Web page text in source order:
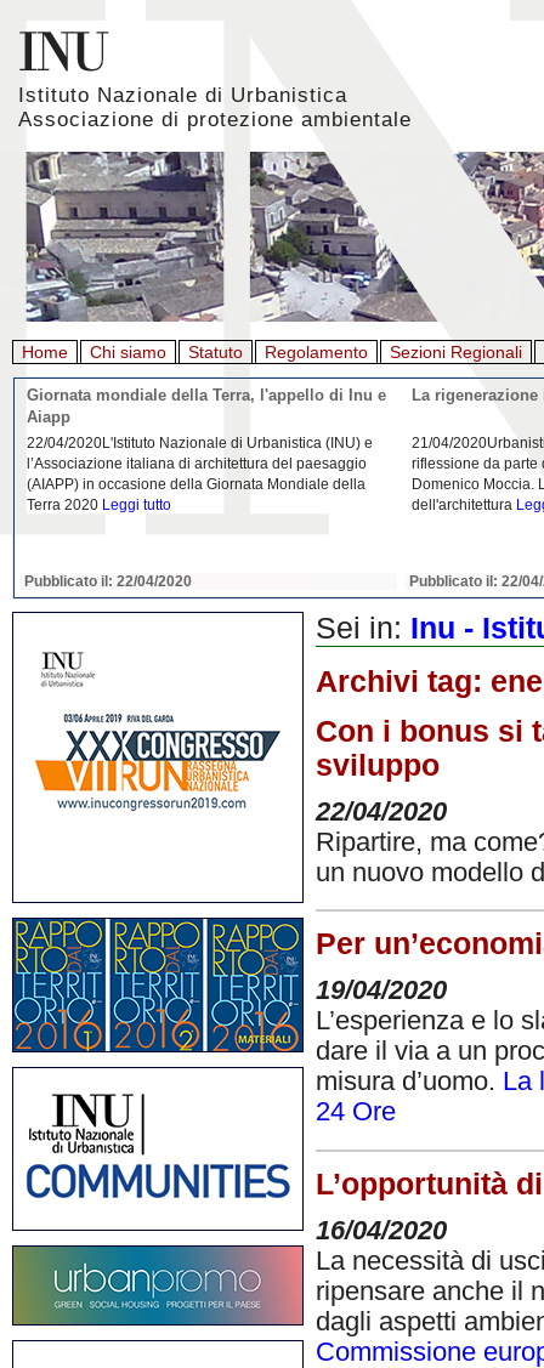
Istituto Nazionale di Urbanistica
Associazione di protezione ambientale
Home Chi siamo Statuto Regolamento Sezioni Regionali
Giornata mondiale della Terra, l'appello di Inu e
Aiapp
22/04/2020L'Istituto Nazionale di Urbanistica (INU) e
l’Associazione italiana di architettura del paesaggio
(AIAPP) in occasione della Giornata Mondiale della
Terra 2020 Leggi tutto
Pubblicato il: 22/04/2020
La
21/04/
riflessione da parte
Domenico Moccia.
dell'architettura
Pubblicato il: 22/
Sei in: Inu -
Archivi tag:
Con i bonus si
sviluppo
22/04/2020
Ripartire, ma
un nuovo modello
Per
19/04/2020
L’esperienza e lo
dare il via a un
misura d’uomo. La
24 Ore
L’opportunità
16/04/2020
La necessità di
ripensare anche il
dagli aspetti
Commissione